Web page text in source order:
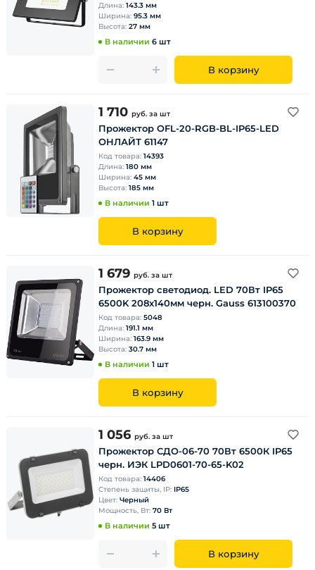
Длина: 143.3 мм
Ширина: 95.3 мм
Высота: 27 мм
В наличии 6 шт
В корзину
1 710 руб. за шт
Прожектор OFL-20-RGB-BL-IP65-LED
ОНЛАЙТ 61147
Код товара: 14393
Длина: 180 мм
Ширина: 45 мм
Высота: 185 мм
В наличии 1 шт
В корзину
1 679 руб. за шт
Прожектор светодиод. LED 70Вт IP65
6500K 208х140мм черн. Gauss 613100370
Код товара: 5048
Длина: 191.1 мм
Ширина: 163.9 мм
Высота: 30.7 мм
В наличии 1 шт
В корзину
1 056 руб. за шт
Прожектор СДО-06-70 70Вт 6500К IP65
черн. ИЭК LPD0601-70-65-K02
Код товара: 14406
Степень защиты, IP: IP65
Цвет: Черный
Мощность, Вт: 70 Вт
В наличии 5 шт
В корзину